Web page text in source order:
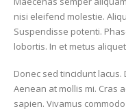
nisi eleifend molestie.
Suspendisse potenti.
lobortis. In et metus
Donec sed tincidunt
Aenean at mollis mi. Cras
sapien. Vivamus